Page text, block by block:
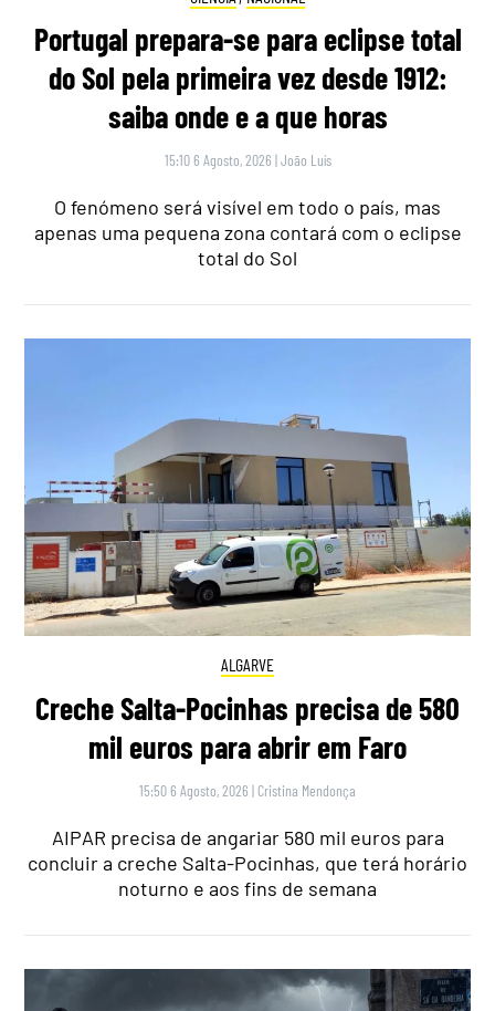
Portugal prepara-se para eclipse total
do Sol pela primeira vez desde 1912:
saiba onde e a que horas
15:10 6 Agosto, 2026 |João Luís
O fenómeno será visível em todo o país, mas
apenas uma pequena zona contará com o eclipse
total do Sol
ALGARVE
Creche Salta-Pocinhas precisa de 580
mil euros para abrir em Faro
15:50 6 Agosto, 2026 | Cristina Mendonça
AIPAR precisa de angariar 580 mil euros para
concluir a creche Salta-Pocinhas, que terá horário
noturno e aos fins de semana